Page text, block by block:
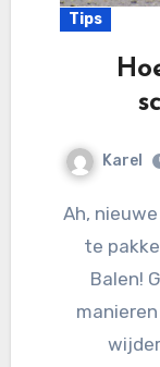
Tips
Karel
Ah, nieuwe schoenen! Je hebt ze eindelijk
te
Balen!